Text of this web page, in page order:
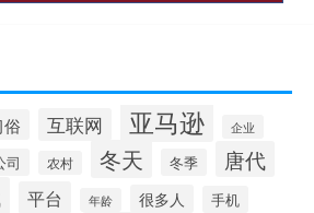
俗 互联网 亚马逊 企业
司 农村 冬天 冬季 唐代
平台 年龄 很多人 手机